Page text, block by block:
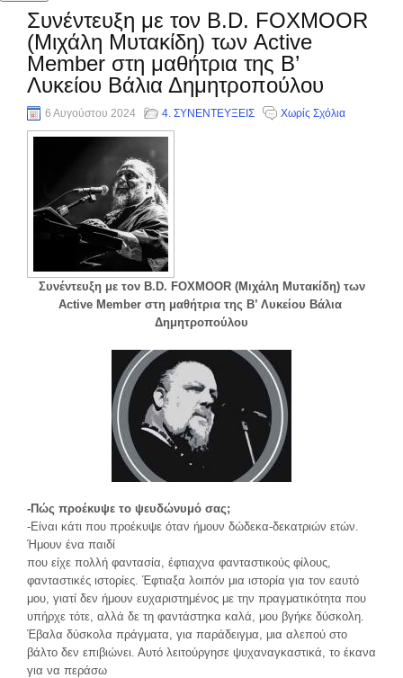
Συνέντευξη με τον B.D. FOXMOOR
(Μιχάλη Μυτακίδη) των Active
Member στη μαθήτρια της Β’
Λυκείου Βάλια Δημητροπούλου
6 Αυγούστου 2024 4. ΣΥΝΕΝΤΕΥΞΕΙΣ Χωρίς Σχόλια
Συνέντευξη με τον B.D. FOXMOOR (Μιχάλη Μυτακίδη) των
Active Member στη μαθήτρια της Β’ Λυκείου Βάλια
Δημητροπούλου
-Πώς προέκυψε το ψευδώνυμό σας;
-Είναι κάτι που προέκυψε όταν ήμουν δώδεκα-δεκατριών ετών.
Ήμουν ένα παιδί
που είχε πολλή φαντασία, έφτιαχνα φανταστικούς φίλους,
φανταστικές ιστορίες. Έφτιαξα λοιπόν μια ιστορία για τον εαυτό
μου, γιατί δεν ήμουν ευχαριστημένος με την πραγματικότητα που
υπήρχε τότε, αλλά δε τη φαντάστηκα καλά, μου βγήκε δύσκολη.
Έβαλα δύσκολα πράγματα, για παράδειγμα, μια αλεπού στο
βάλτο δεν επιβιώνει. Αυτό λειτούργησε ψυχαναγκαστικά, το έκανα
για να περάσω